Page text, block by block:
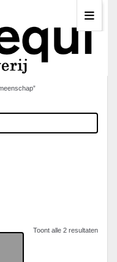
Toont alle 2 resultaten